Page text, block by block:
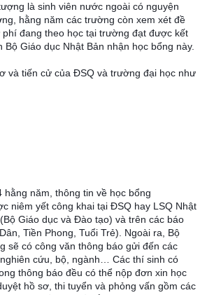
là sinh viên nước ngoài có nguyện
hằng năm các trường còn xem xét đề
đang theo học tại trường đạt được kết
Giáo dục Nhật Bản nhận học bổng này.
và tiến cử của ĐSQ và trường đại học như
hằng năm, thông tin về học bổng
niêm yết công khai tại ĐSQ hay LSQ Nhật
Giáo dục và Đào tạo) và trên các báo
Tiền Phong, Tuổi Trẻ). Ngoài ra, Bộ
sẽ có công văn thông báo gửi đến các
cứu, bộ, ngành… Các thí sinh có
thông báo đều có thể nộp đơn xin học
hồ sơ, thi tuyển và phỏng vấn gồm các